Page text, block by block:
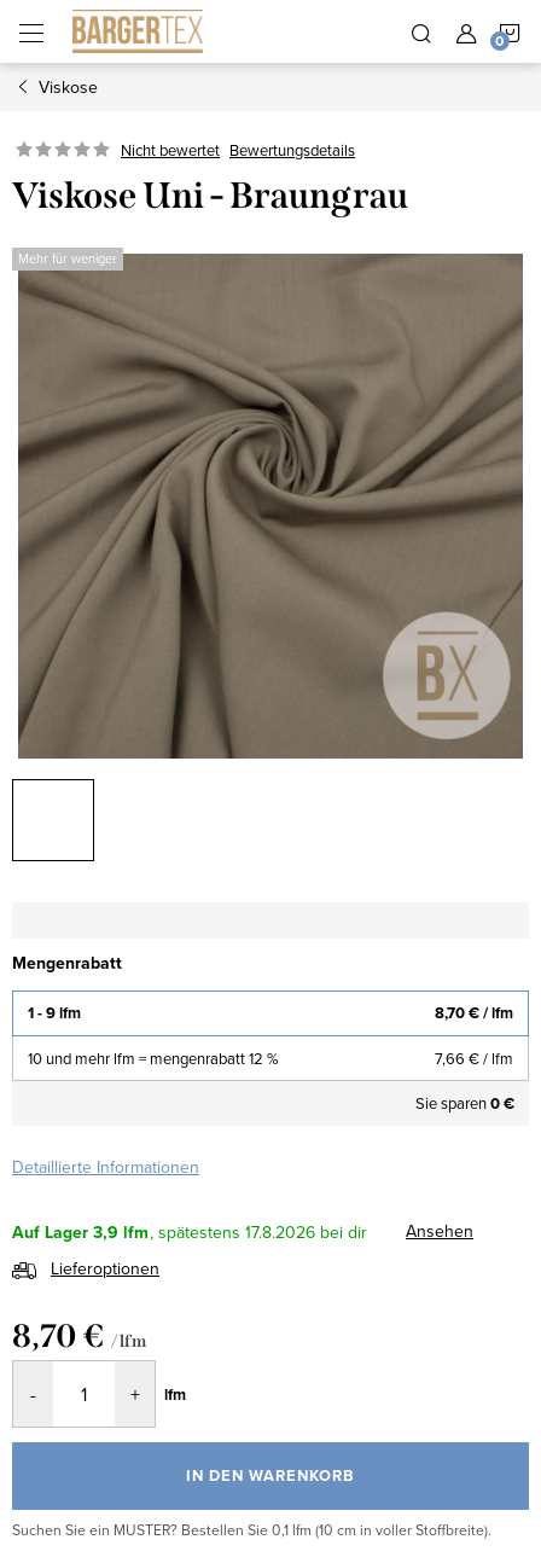
Inhalt
springen
Viskose
Nicht bewertet Bewertungsdetails
Viskose Uni - Braungrau
Mehr für weniger
Mengenrabatt
1 - 9 lfm 8,70 €/ lfm
10 und mehr lfm = mengenrabatt 12 % 7,66 €/ lfm
Sie sparen0 €
Detaillierte Informationen
Auf Lager3,9 lfm 17.8.2026
Ansehen
Lieferoptionen
8,70 € / lfm
lfm
IN DEN WARENKORB
Suchen Sie ein MUSTER? Bestellen Sie 0,1 lfm (10 cm in voller Stoffbreite).